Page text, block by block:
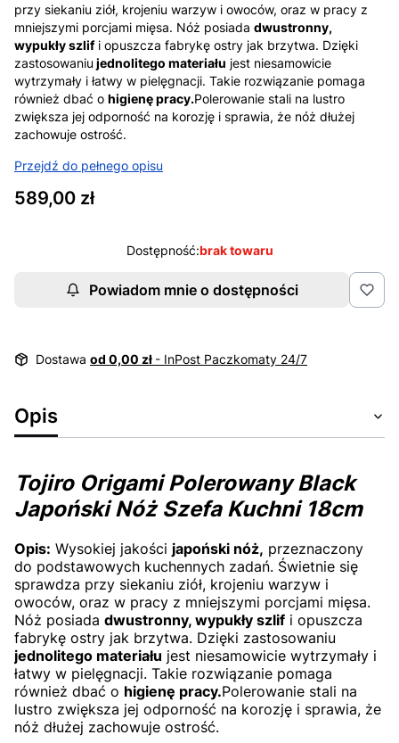
przy siekaniu ziół, krojeniu warzyw i owoców, oraz w pracy z
mniejszymi porcjami mięsa. Nóż posiada dwustronny,
wypukły szlifi opuszcza fabrykę ostry jak brzytwa. Dzięki
zastosowaniu jednolitego materiału jest niesamowicie
wytrzymały i łatwy w pielęgnacji. Takie rozwiązanie pomaga
również dbać o higienę pracy.Polerowanie stali na lustro
zwiększa jej odporność na korozję i sprawia, że nóż dłużej
zachowuje ostrość.
Przejdź do pełnego opisu
Cena
589,00 zł
Dostępność:brak towaru
Powiadom mnie o dostępności
Dostawa od 0,00 zł - InPost Paczkomaty 24/7
Opis
Tojiro Origami Polerowany Black
Japoński Nóż Szefa Kuchni 18cm
Opis: Wysokiej jakości japoński nóż, przeznaczony
do podstawowych kuchennych zadań. Świetnie się
sprawdza przy siekaniu ziół, krojeniu warzyw i
owoców, oraz w pracy z mniejszymi porcjami mięsa.
Nóż posiada dwustronny, wypukły szlif i opuszcza
fabrykę ostry jak brzytwa. Dzięki zastosowaniu
jednolitego materiału jest niesamowicie wytrzymały i
łatwy w pielęgnacji. Takie rozwiązanie pomaga
również dbać o higienę pracy.Polerowanie stali na
lustro zwiększa jej odporność na korozję i sprawia, że
nóż dłużej zachowuje ostrość.